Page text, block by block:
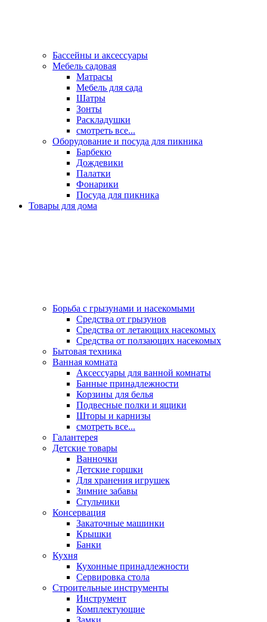
Бассейны и аксессуары
Мебель садовая
Матрасы
Мебель для сада
Шатры
Зонты
Раскладушки
смотреть все...
Оборудование и посуда для пикника
Барбекю
Дождевики
Палатки
Фонарики
Посуда для пикника
Товары для дома
Борьба с грызунами и насекомыми
Средства от грызунов
Средства от летающих насекомых
Средства от ползающих насекомых
Бытовая техника
Ванная комната
Аксессуары для ванной комнаты
Банные принадлежности
Корзины для белья
Подвесные полки и ящики
Шторы и карнизы
смотреть все...
Галантерея
Детские товары
Ванночки
Детские горшки
Для хранения игрушек
Зимние забавы
Стульчики
Консервация
Закаточные машинки
Крышки
Банки
Кухня
Кухонные принадлежности
Сервировка стола
Строительные инструменты
Инструмент
Комплектующие
Замки